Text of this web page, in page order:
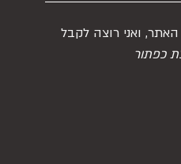
ואני רוצה לקבל
כפתור